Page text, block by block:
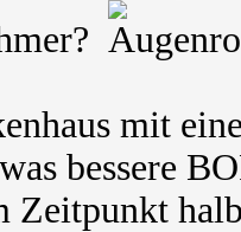
mit
bessere
Zeitpunkt